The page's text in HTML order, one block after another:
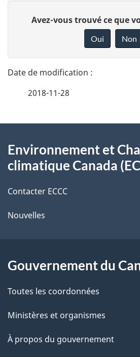
t
a
l
s
d
e
l
a
g
e
n
o
t
r
r
t
a
c
i
o
Avez-vous trouvé ce que
Oui Non
2018-11-28
propos
ce
site
Environnement et
climatique Canada
Contacter ECCC
Nouvelles
Gouvernement du
Toutes les coordonnées
Ministères et organismes
À propos du gouvernement